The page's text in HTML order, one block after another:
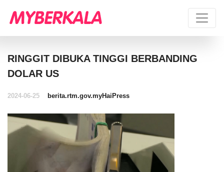
RINGGIT DIBUKA TINGGI BERBANDING
DOLAR US
2024-06-25 berita.rtm.gov.myHaiPress